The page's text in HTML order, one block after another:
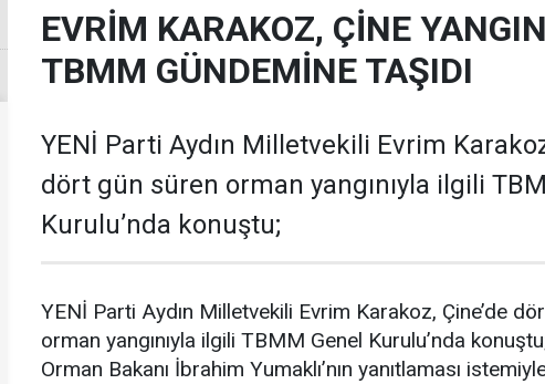
EVRİM KARAKOZ, ÇİNE
TBMM GÜNDEMİNE TAŞIDI
YENİ Parti Aydın Milletvekili Evrim
dört gün süren orman yangınıyla ilgili
Kurulu’nda konuştu;
YENİ Parti Aydın Milletvekili Evrim Karakoz, Çine’de
orman yangınıyla ilgili TBMM Genel Kurulu’nda
Orman Bakanı İbrahim Yumaklı’nın yanıtlaması